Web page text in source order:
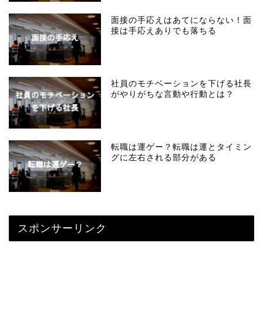
面接の手応えはあてにならない！面
接は手応えありでも落ちる
社員のモチベーションを下げる社長
がやりがちな言動や行動とは？
転職は運ゲー？転職は運とタイミン
グに左右される部分がある
スポンサーリンク